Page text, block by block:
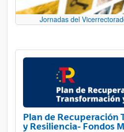
Jornadas del
Plan de Recuperación
y Resiliencia- Fondos